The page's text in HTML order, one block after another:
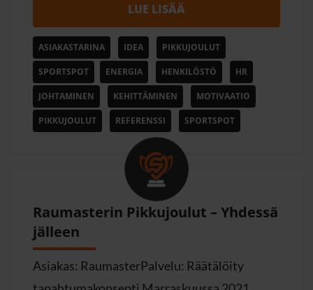
LUE LISÄÄ
ASIAKASTARINA IDEA PIKKUJOULUT
SPORTSPOT ENERGIA HENKILÖSTÖ HR
JOHTAMINEN KEHITTÄMINEN MOTIVAATIO
PIKKUJOULUT REFERENSSI SPORTSPOT
Raumasterin Pikkujoulut – Yhdessä
jälleen
Asiakas: RaumasterPalvelu: Räätälöity